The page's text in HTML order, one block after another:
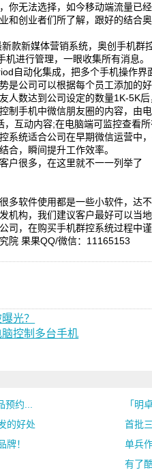
你无法选择，如今移动端流量已
和创业者们所了解，跟好的结合
款新媒体营销系统，奥创手机
进行管理，一眼收集所有消息。
自动化集成，把多个手机操作
是公司可以根据每个员工添加的
人数达到公司设定的数量1K-5K
制手机中微信朋友圈的内容，由
互动内容;在电脑端可监控查看
系统适合公司在早期微信运营
合，瞬间提升工作效率。
户很多，在这里就不一一列举了
多软件使用都是一些小软件，达
机构，我们建议客户最好可以当
司，在购买手机群控系统过程中谨
院 果果QQ/微信：11165153
光？
控制多台手机
约...
「明
的好处
首批
！
单兵
有了